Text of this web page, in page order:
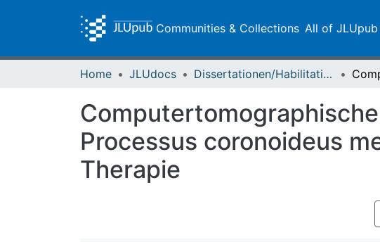
Communities & Collections All of JLUpub
Home JLUdocs Dissertationen/Habilitationen
Processus coronoideus
Therapie